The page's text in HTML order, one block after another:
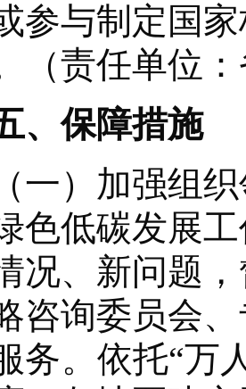
参与制定国
（责任单位
、保障措施
）加强组织
色低碳发展
况、新问题
咨询委员会
务。依托“万